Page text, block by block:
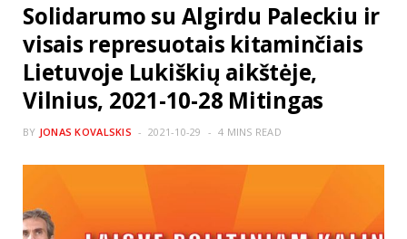
Solidarumo su Algirdu Paleckiu ir
visais represuotais kitaminčiais
Lietuvoje Lukiškių aikštėje,
Vilnius, 2021-10-28 Mitingas
BY JONAS KOVALSKIS 2021-10-29 4 MINS READ